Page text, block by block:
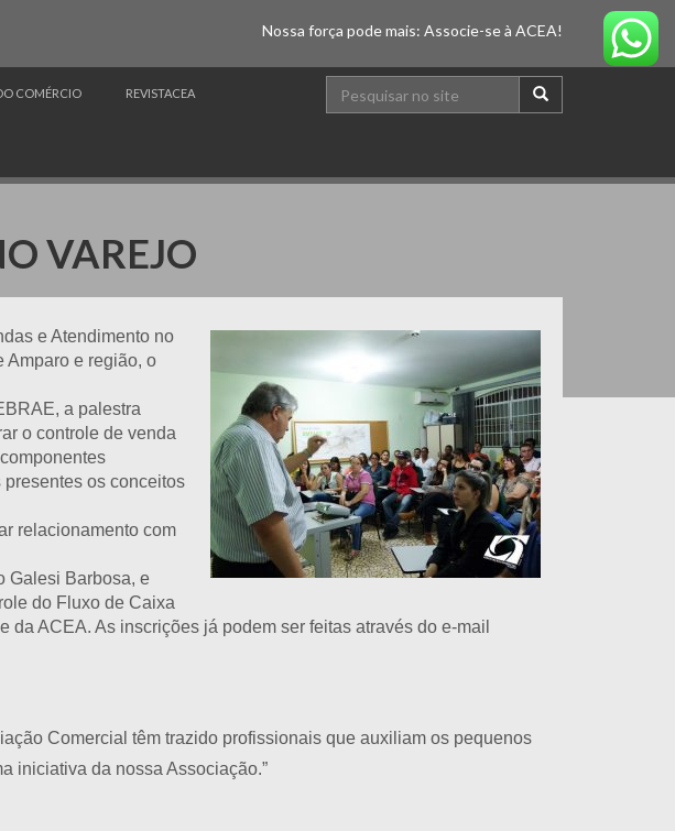
Nossa força pode mais: Associe-se à ACEA!
COMÉRCIO REVISTACEA
VAREJO
e Atendimento no
Amparo e região, o
a palestra
o controle de venda
os conceitos
relacionamento com
Galesi Barbosa, e
do Fluxo de Caixa
ACEA. As inscrições já podem ser feitas através do e-mail
Comercial têm trazido profissionais que auxiliam os pequenos
iniciativa da nossa Associação.”